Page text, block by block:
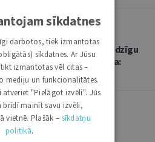
nodarījuma un noziedzīgu
un soda noteikšana:
skatījumā
sīkdatnes
darbotos, tiek izmantotas
sīkdatnes. Ar Jūsu
izmantotas vēl citas –
mediju un funkcionalitātes.
"Pielāgot izvēli". Jūs
brīdī mainīt savu izvēli,
vietnē. Plašāk – sīkdatņu
politikā.